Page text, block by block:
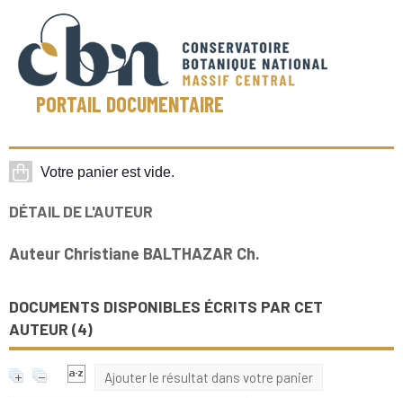
PORTAIL DOCUMENTAIRE
DÉTAIL DE L'AUTEUR
Auteur Christiane BALTHAZAR Ch.
DOCUMENTS DISPONIBLES ÉCRITS PAR CET
AUTEUR (4)
Ajouter le résultat dans votre panier